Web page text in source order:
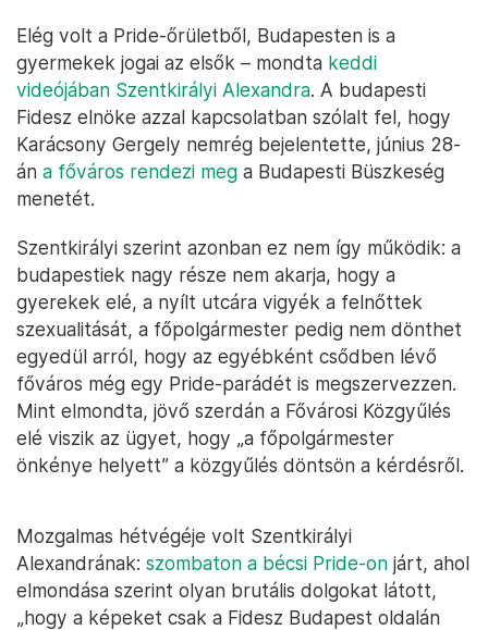
Elég volt a Pride-őrületből, Budapesten is a
gyermekek jogai az elsők – mondta keddi
videójában Szentkirályi Alexandra. A budapesti
Fidesz elnöke azzal kapcsolatban szólalt fel, hogy
Karácsony Gergely nemrég bejelentette, június 28-
án a főváros rendezi meg a Budapesti Büszkeség
menetét.
Szentkirályi szerint azonban ez nem így működik: a
budapestiek nagy része nem akarja, hogy a
gyerekek elé, a nyílt utcára vigyék a felnőttek
szexualitását, a főpolgármester pedig nem dönthet
egyedül arról, hogy az egyébként csődben lévő
főváros még egy Pride-parádét is megszervezzen.
Mint elmondta, jövő szerdán a Fővárosi Közgyűlés
elé viszik az ügyet, hogy „a főpolgármester
önkénye helyett” a közgyűlés döntsön a kérdésről.
Mozgalmas hétvégéje volt Szentkirályi
Alexandrának: szombaton a bécsi Pride-on járt, ahol
elmondása szerint olyan brutális dolgokat látott,
„hogy a képeket csak a Fidesz Budapest oldalán